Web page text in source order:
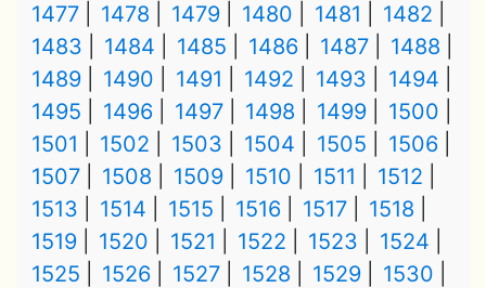
1477
1478 1479 1480 1481
1482
1483
1484 1485 1486 1487
1488
1489
1490 1491 1492 1493
1494
1495
1496 1497 1498 1499
1500
1501
1502 1503 1504 1505
1506
1507
1508 1509 1510 1511
1512
1513
1514 1515 1516 1517
1518
1519
1520 1521 1522 1523
1524
1525
1526 1527 1528 1529
1530